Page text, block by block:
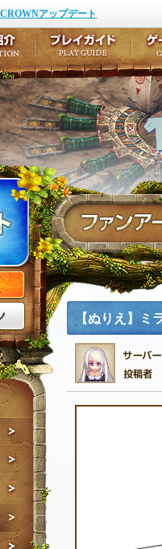
アップデート
公式サイトにログイン
外部サービスIDでログ
コミュニティポイン
【ぬりえ】ミ
ト
デート
ナンス
ゲーム紹介
キャラクター作成
テイルズ初級者講座
ここだけは知ってお